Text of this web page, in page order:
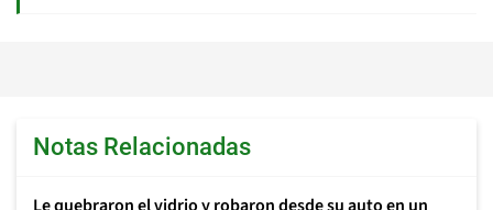
Notas Relacionadas